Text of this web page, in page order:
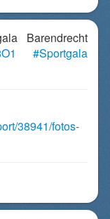
Barendrecht
#Sportgala
38941/fotos-